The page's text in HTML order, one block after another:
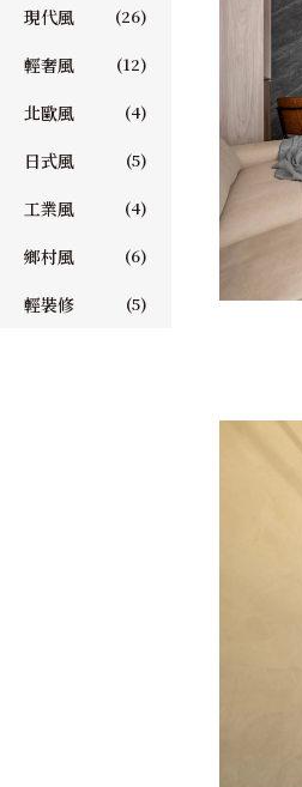
現代風 (26)
輕奢風 (12)
北歐風 (4)
日式風 (5)
工業風 (4)
鄉村風 (6)
輕裝修 (5)